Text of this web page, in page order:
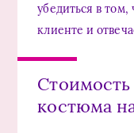
убедиться в
клиенте и
костюма